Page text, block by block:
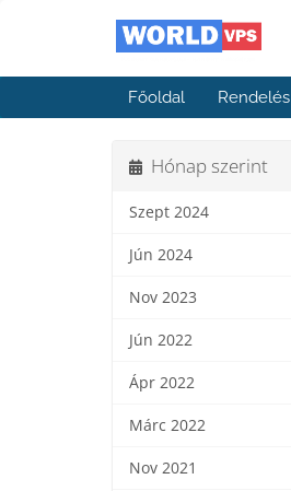
Főoldal Rendelés
Hónap szerint
Szept 2024
Jún 2024
Nov 2023
Jún 2022
Ápr 2022
Márc 2022
Nov 2021